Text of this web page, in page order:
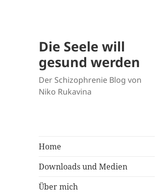
Die Seele will
gesund werden
Der Schizophrenie Blog von
Niko Rukavina
Home
Downloads und Medien
Über mich